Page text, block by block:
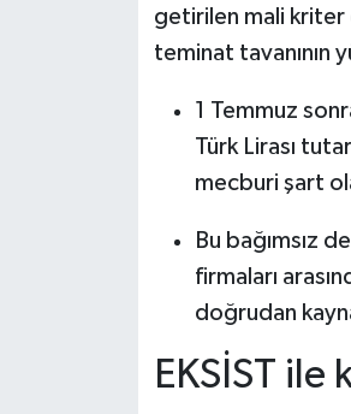
getirilen mali kriter
teminat tavanının
1 Temmuz
Türk Lirası
mecburi şart
Bu bağımsız
firmaları
doğrudan
EKSİST ile